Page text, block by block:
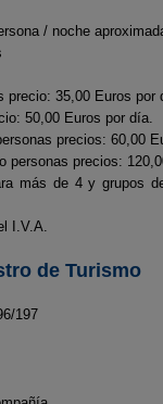
/ noche
precio: 35,00 Euros por
50,00 Euros por día.
precios: 60,00
personas precios:
más de 4 y grupos
I.V.A.
de Turismo
197